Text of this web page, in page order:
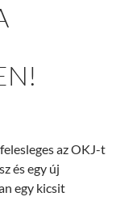
az OKJ-t
és egy új
egy kicsit